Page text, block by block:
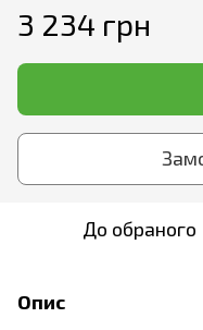
3 234 грн
До обраного
Опис